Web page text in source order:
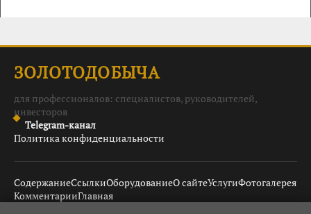
ЗОЛОТОДОБЫЧА
для профессионалов: специалистов, руководителей,
инвесторов
Telegram-канал
Политика конфиденциальности
СодержаниеСсылкиОборудованиеО сайтеУслугиФотогалерея
КомментарииГлавная